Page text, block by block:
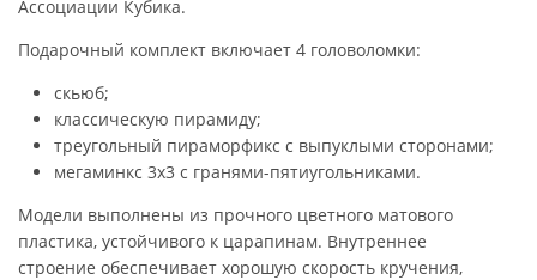
Ассоциации Кубика.
Подарочный комплект включает 4 головоломки:
скьюб;
классическую пирамиду;
треугольный пираморфикс с выпуклыми сторонами;
мегаминкс 3х3 с гранями-пятиугольниками.
Модели выполнены из прочного цветного матового
пластика, устойчивого к царапинам. Внутреннее
строение обеспечивает хорошую скорость кручения,